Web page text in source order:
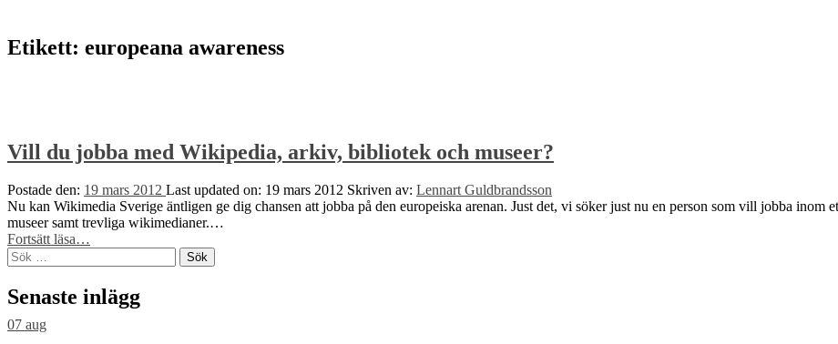
Etikett: europeana awareness
Vill du jobba med Wikipedia, arkiv, bibliotek och museer?
Postade den: 19 mars 2012 Last updated on: 19 mars 2012 Skriven av: Lennart Guldbrandsson
Nu kan Wikimedia Sverige äntligen ge dig chansen att jobba på den europeiska arenan. Just det, vi söker just nu en person som vill jobba
museer samt trevliga wikimedianer.…
Fortsätt läsa“Vill
jobba
med
Wikipedia,
…
Sök
efter:
Senaste inlägg
07 aug